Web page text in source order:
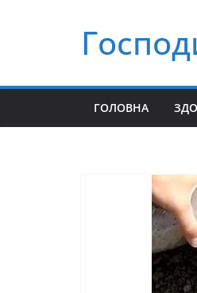
ГОЛОВНА